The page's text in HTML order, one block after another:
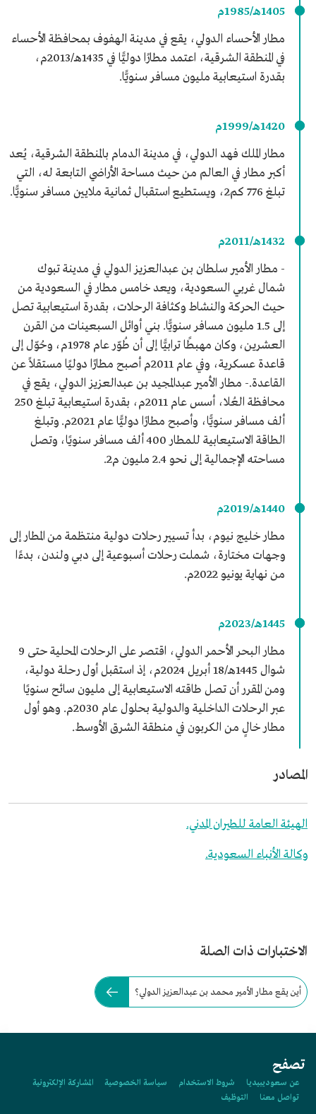
1405هـ/1985م
مطار الأحساء الدولي، يقع في مدينة الهفوف بمحافظة الأحساء
في المنطقة الشرقية، اعتمد مطارًا دوليًّا في 1435هـ/2013م،
بقدرة استيعابية مليون مسافر سنويًّا.
1420هـ/1999م
مطار الملك فهد الدولي، في مدينة الدمام بالمنطقة الشرقية، يُعد
أكبر مطار في العالم من حيث مساحة الأراضي التابعة له، التي
تبلغ 776 كم2، ويستطيع استقبال ثمانية ملايين مسافر سنويًّا.
1432هـ/2011م
- مطار الأمير سلطان بن عبدالعزيز الدولي في مدينة تبوك
شمال غربي السعودية، ويعد خامس مطار في السعودية من
حيث الحركة والنشاط وكثافة الرحلات، بقدرة استيعابية تصل
إلى 1.5 مليون مسافر سنويًّا. بني أوائل السبعينات من القرن
العشرين، وكان مهبطًا ترابيًّا إلى أن طُوّر عام 1978م، وحُوّل إلى
قاعدة عسكرية، وفي عام 2011م أصبح مطارًا دوليًا مستقلاً عن
القاعدة.- مطار الأمير عبدالمجيد بن عبدالعزيز الدولي، يقع في
محافظة العُلا، أسس عام 2011م، بقدرة استيعابية تبلغ 250
ألف مسافر سنويًّا، وأصبح مطارًا دوليًّا عام 2021م. وتبلغ
الطاقة الاستيعابية للمطار 400 ألف مسافر سنويًا، وتصل
مساحته الإجمالية إلى نحو 2.4 مليون م2.
1440هـ/2019م
مطار خليج نيوم، بدأ تسيير رحلات دولية منتظمة من المطار إلى
وجهات مختارة، شملت رحلات أسبوعية إلى دبي ولندن، بدءًا
من نهاية يونيو 2022م.
1445هـ/2023م
مطار البحر الأحمر الدولي، اقتصر على الرحلات المحلية حتى 9
شوال 1445هـ/18 أبريل 2024م، إذ استقبل أول رحلة دولية،
ومن المقرر أن تصل طاقته الاستيعابية إلى مليون سائح سنويًا
عبر الرحلات الداخلية والدولية بحلول عام 2030م. وهو أول
مطار خالٍ من الكربون في منطقة الشرق الأوسط.
المصادر
الهيئة العامة للطيران المدني.
وكالة الأنباء السعودية.
الاختبارات ذات الصلة
أين يقع مطار الأمير محمد بن عبدالعزيز الدولي؟
تصفح
عن سعوديبيديا شروط الاستخدام سياسة الخصوصية
المشاركة الإلكترونية
تواصل معنا
التوظيف